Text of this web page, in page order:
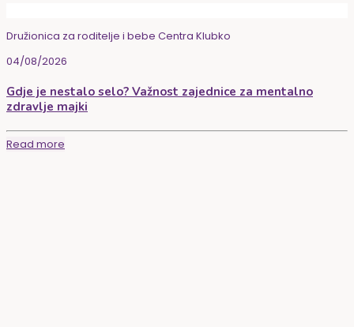
Družionica za roditelje i bebe Centra Klubko
04/08/2026
Gdje je nestalo selo? Važnost zajednice za mentalno
zdravlje majki
Read more